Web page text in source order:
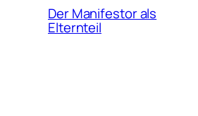
Der Manifestor als
Elternteil